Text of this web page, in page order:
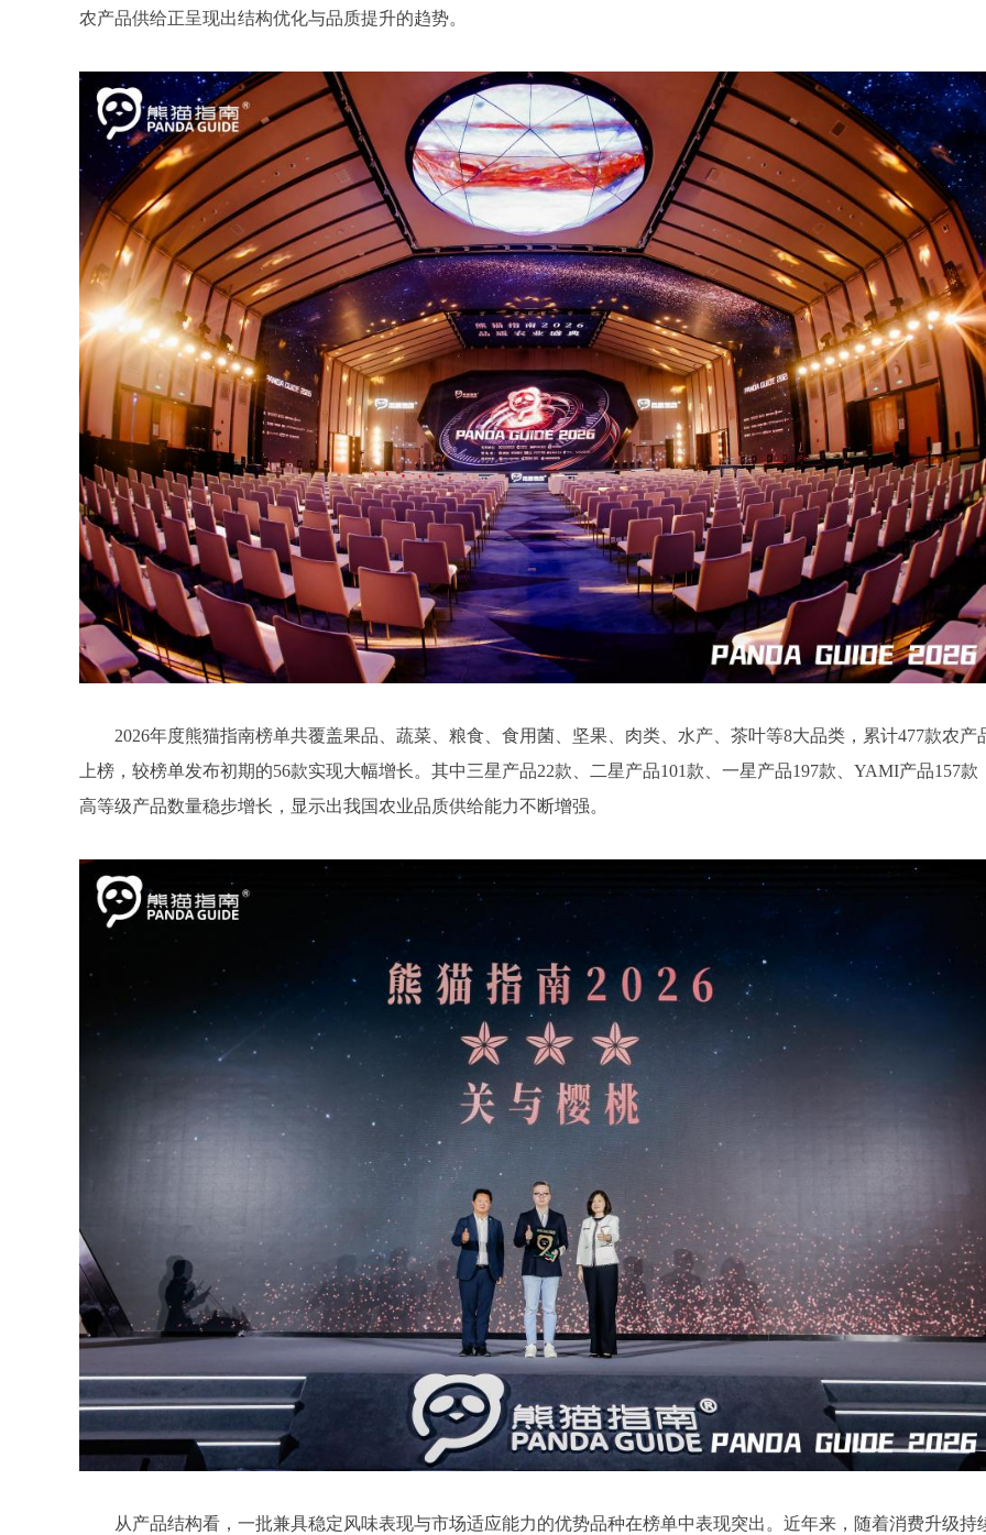
农产品供给正呈现出结构优化与品质提升的趋势。
2026年度熊猫指南榜单共覆盖果品、蔬菜、粮食、食用菌、坚果、肉类、水产、茶叶等8大品类，累计477款农产
上榜，较榜单发布初期的56款实现大幅增长。其中三星产品22款、二星产品101款、一星产品197款、YAMI产品157款
高等级产品数量稳步增长，显示出我国农业品质供给能力不断增强。
从产品结构看，一批兼具稳定风味表现与市场适应能力的优势品种在榜单中表现突出。近年来，随着消费升级持